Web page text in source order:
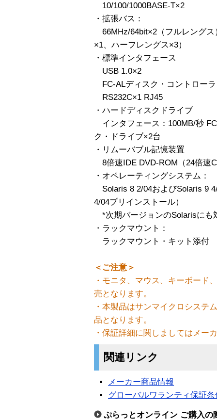
10/100/1000BASE-T×2
・拡張バス：
66MHz/64bit×2（フルレングス
×1、ハーフレングス×3）
・標準インタフェース
USB 1.0×2
FC-ALディスク・コントロー
RS232C×1 RJ45
・ハードディスクドライブ
インタフェース：100MB/秒
ク・ドライブ×2台
・リムーバブル記憶装置
8倍速IDE DVD-ROM（24倍速
・オペレーティングシステム：
Solaris 8 2/04およびSolaris 9
4/04プリインストール）
*次期バージョンのSolarisにも
・ラックマウント：
ラックマウント・キット添付
＜ご注意＞
・モニタ、マウス、キーボード
売となります。
・本製品はサンマイクロシステ
品となります。
・保証詳細に関しましてはメー
関連リンク
メーカー商品情報
グローバルワランティ保証
ぷらっとオンライン ご購入の